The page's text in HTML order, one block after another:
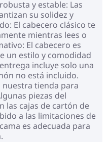
y estable: Las
su solidez y
El cabecero clásico te
mientras lees o
El cabecero es
un estilo y comodidad
incluye solo una
no está incluido.
nuestra tienda para
piezas del
las cajas de cartón de
a las limitaciones de
es adecuada para